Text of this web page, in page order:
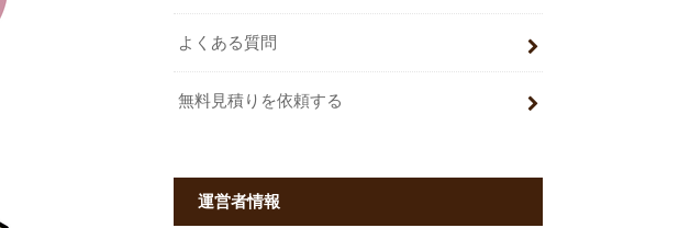
よくある質問
無料見積りを依頼する
運営者情報